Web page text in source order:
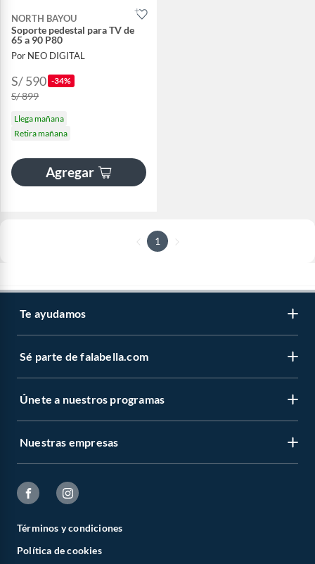
NORTH BAYOU
Soporte pedestal para TV de
65 a 90 P80
Por NEO DIGITAL
S/ 590 -34%
S/ 899
Llega mañana
Retira mañana
Agregar
1
Te ayudamos
Sé parte de falabella.com
Únete a nuestros programas
Nuestras empresas
Términos y condiciones
Política de cookies